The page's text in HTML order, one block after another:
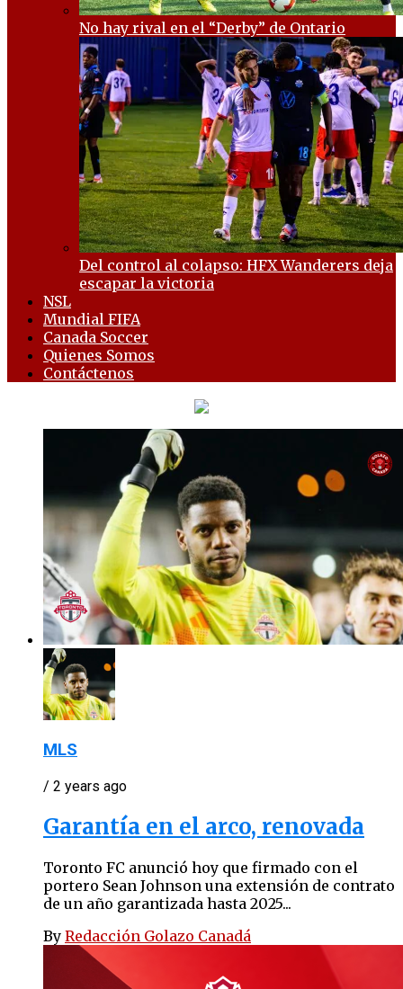
No hay rival en el “Derby” de Ontario
Del control al colapso: HFX Wanderers deja
escapar la victoria
NSL
Mundial FIFA
Canada Soccer
Quienes Somos
Contáctenos
MLS
/ 2 years ago
Garantía en el arco, renovada
Toronto FC anunció hoy que firmado con el
portero Sean Johnson una extensión de contrato
de un año garantizada hasta 2025...
By Redacción Golazo Canadá